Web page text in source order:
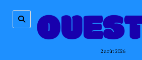
2 août 2026